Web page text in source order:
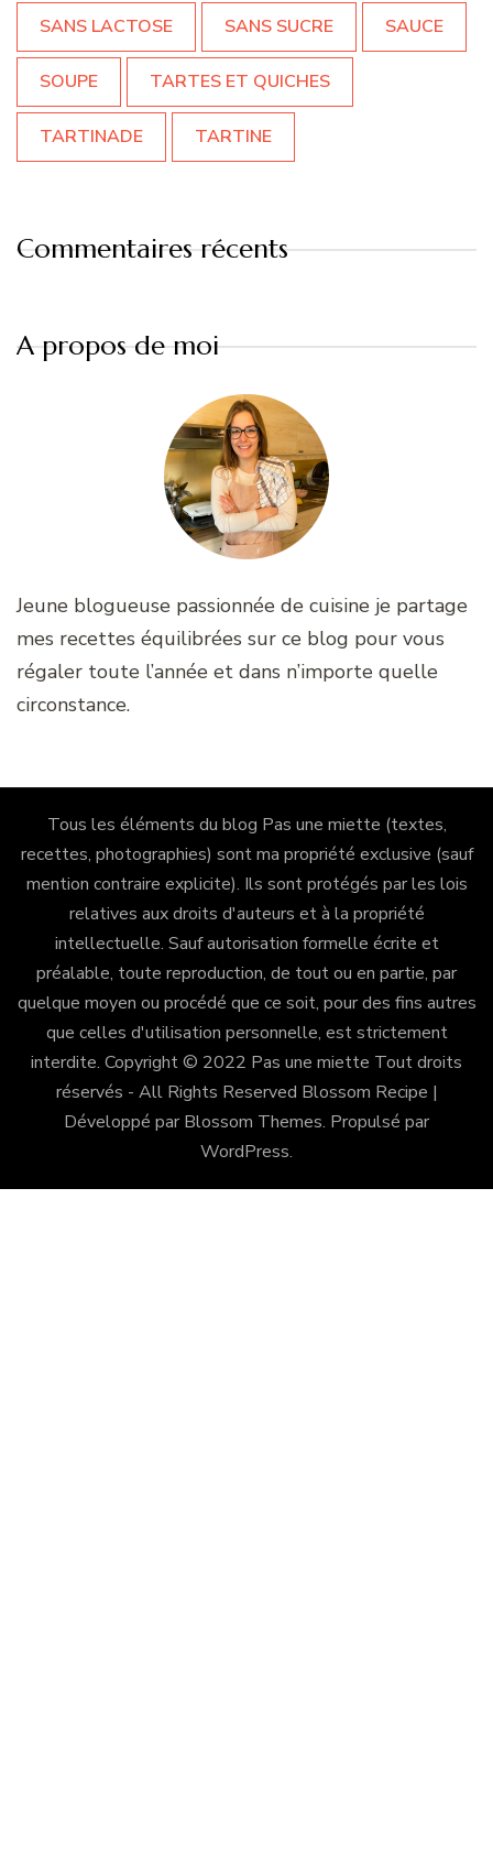
SANS LACTOSE SANS SUCRE SAUCE
SOUPE TARTES ET QUICHES
TARTINADE TARTINE
Commentaires récents
A propos de moi
Jeune blogueuse passionnée de cuisine je partage
mes recettes équilibrées sur ce blog pour vous
régaler toute l’année et dans n’importe quelle
circonstance.
Tous les éléments du blog Pas une miette (textes,
recettes, photographies) sont ma propriété exclusive (sauf
mention contraire explicite). Ils sont protégés par les lois
relatives aux droits d'auteurs et à la propriété
intellectuelle. Sauf autorisation formelle écrite et
préalable, toute reproduction, de tout ou en partie, par
quelque moyen ou procédé que ce soit, pour des fins autres
que celles d'utilisation personnelle, est strictement
interdite. Copyright © 2022 Pas une miette Tout droits
réservés - All Rights Reserved Blossom Recipe |
Développé par Blossom Themes. Propulsé par
WordPress.